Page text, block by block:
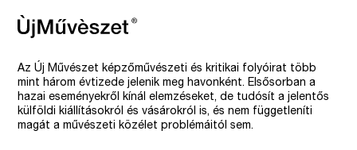
Az Új Művészet képzőművészeti és kritikai folyóirat több
mint három évtizede jelenik meg havonként. Elsősorban a
hazai eseményekről kínál elemzéseket, de tudósít a jelentős
külföldi kiállításokról és vásárokról is, és nem függetleníti
magát a művészeti közélet problémáitól sem.